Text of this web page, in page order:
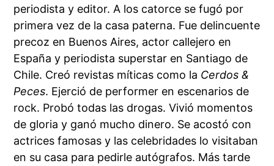
periodista y editor. A los catorce se fugó por
primera vez de la casa paterna. Fue delincuente
precoz en Buenos Aires, actor callejero en
España y periodista superstar en Santiago de
Chile. Creó revistas míticas como la Cerdos &
Peces. Ejerció de performer en escenarios de
rock. Probó todas las drogas. Vivió momentos
de gloria y ganó mucho dinero. Se acostó con
actrices famosas y las celebridades lo visitaban
en su casa para pedirle autógrafos. Más tarde